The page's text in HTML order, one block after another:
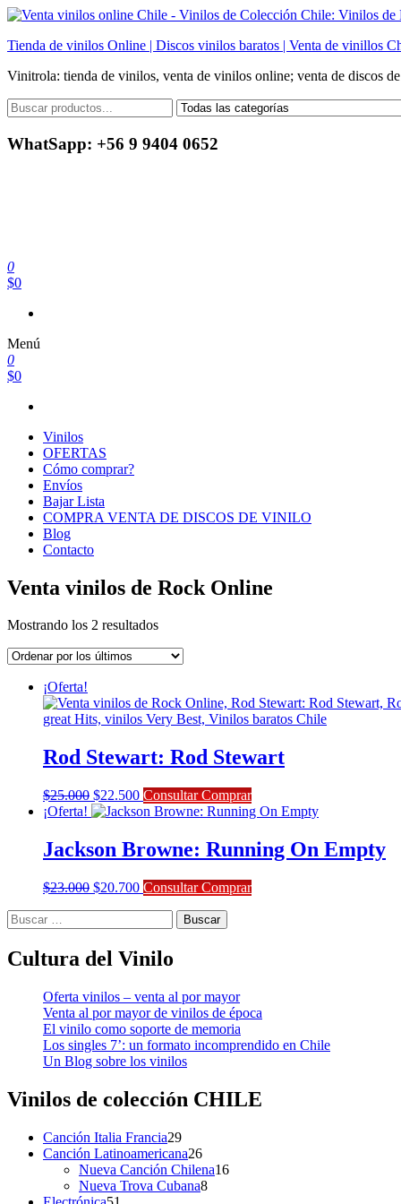
Saltar
contenido
Tienda de vinilos Online | Discos vinilos baratos | Venta de vinillos
Vinitrola: tienda de vinilos, venta de vinilos online; venta de discos
WhatSapp: +56 9 9404 0652
0
$0
Menú
0
$0
Vinilos
OFERTAS
Cómo comprar?
Envíos
Bajar Lista
COMPRA VENTA DE DISCOS DE VINILO
Blog
Contacto
Venta vinilos de Rock Online
Mostrando los 2 resultadosOrdenado
los
¡Oferta!
Rod Stewart: Rod Stewart
$25.000 El
precio
$25.000.
$22.500El
precio
$22.500.
Consultar Comprar
¡Oferta!
Jackson Browne: Running On Empty
$23.000 El
$23.000.
$20.700El
$20.700.
Consultar Comprar
Buscar:
Cultura del Vinilo
Oferta vinilos – venta al por mayor
Venta al por mayor de vinilos de época
El vinilo como soporte de memoria
Los singles 7’: un formato incomprendido en Chile
Un Blog sobre los vinilos
Vinilos de colección CHILE
Canción Italia Francia2929
productos
Canción Latinoamericana2626
productos
Nueva Canción Chilena1616
Nueva Trova Cubana88